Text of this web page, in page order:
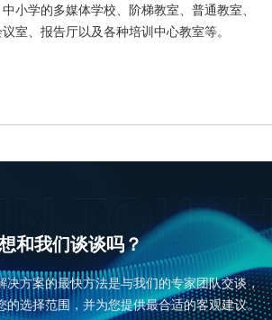
小学的多媒体学校、阶梯教室、普通教室、
室、报告厅以及各种培训中心教室等。
和我们谈谈吗？
决方案的最快方法是与我们的专家团队交谈，
的选择范围，并为您提供最合适的客观建议。